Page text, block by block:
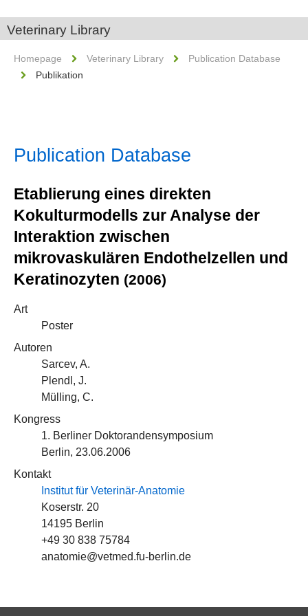
Veterinary Library
Homepage Veterinary Library
Publication Database
Publikation
Publication Database
Etablierung eines direkten
Kokulturmodells zur Analyse der
Interaktion zwischen
mikrovaskulären Endothelzellen und
Keratinozyten (2006)
Art
Poster
Autoren
Sarcev, A.
Plendl, J.
Mülling, C.
Kongress
1. Berliner Doktorandensymposium
Berlin, 23.06.2006
Kontakt
Institut für Veterinär-Anatomie
Koserstr. 20
14195 Berlin
+49 30 838 75784
anatomie@vetmed.fu-berlin.de